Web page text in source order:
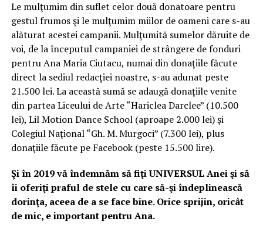
Le mulţumim din suflet celor două donatoare pentru
gestul frumos şi le mulţumim miilor de oameni care s-au
alăturat acestei campanii. Mulţumită sumelor dăruite de
voi, de la începutul campaniei de strângere de fonduri
pentru Ana Maria Ciutacu, numai din donaţiile făcute
direct la sediul redacţiei noastre, s-au adunat peste
21.500 lei. La această sumă se adaugă donaţiile venite
din partea Liceului de Arte “Hariclea Darclee” (10.500
lei), Lil Motion Dance School (aproape 2.000 lei) şi
Colegiul Naţional “Gh. M. Murgoci” (7.300 lei), plus
donaţiile făcute pe Facebook (peste 15.500 lire).
Şi în 2019 vă îndemnăm să fiţiUNIVERSUL Anei şi să
îi oferiţi praful de stele cu care să-şi îndeplinească
dorinţa, aceea de a se face bine. Orice sprijin, oricât
de mic, e important pentru Ana.